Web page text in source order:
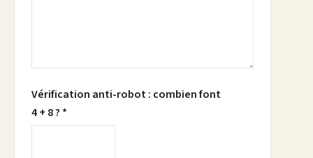
Vérification anti-robot : combien font
4 + 8 ? *